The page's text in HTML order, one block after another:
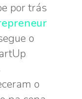
por trás
o
o